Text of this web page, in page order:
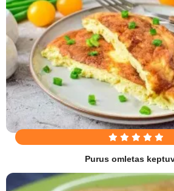
Purus omletas